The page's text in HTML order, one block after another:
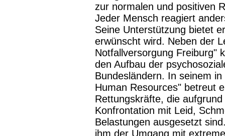
zur normalen und positiven
Jeder Mensch reagiert
Seine Unterstützung bietet
erwünscht wird. Neben der
Notfallversorgung Freiburg"
den Aufbau der
Bundesländern. In seinem
Human Resources" betreut
Rettungskräfte, die
Konfrontation mit Leid,
Belastungen ausgesetzt
ihm der Umgang mit